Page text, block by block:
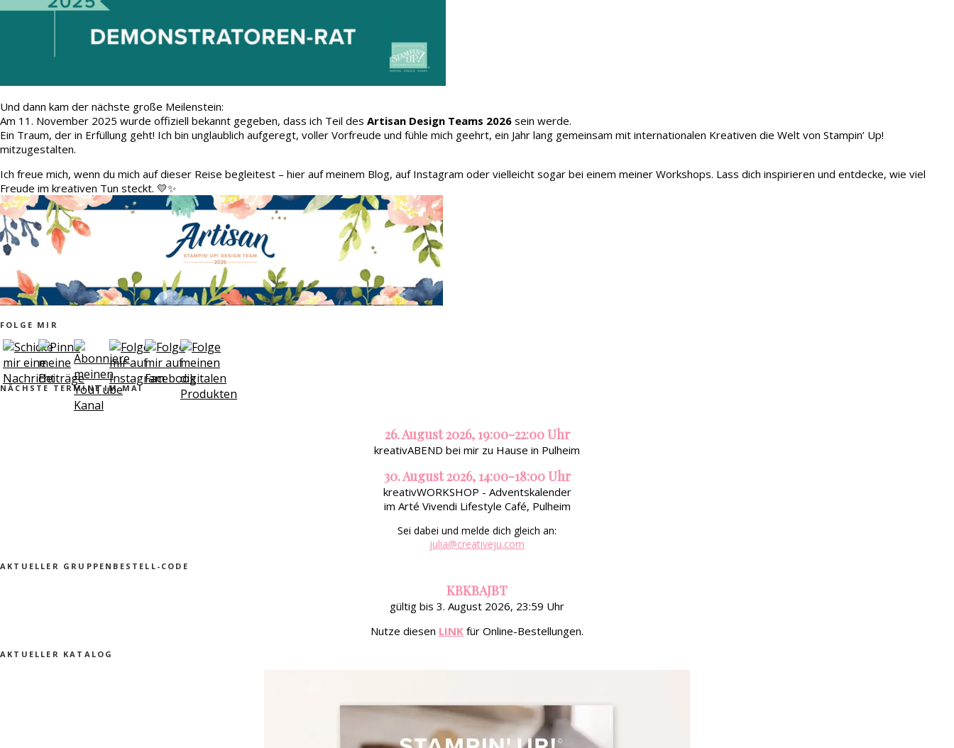
Und dann kam der nächste große Meilenstein:
Am 11. November 2025 wurde offiziell bekannt gegeben, dass ich Teil des Artisan Design Teams 2026 sein werde.
Ein Traum, der in Erfüllung geht! Ich bin unglaublich aufgeregt, voller Vorfreude und fühle mich geehrt, ein Jahr lang gemeinsam mit internationalen Kreativen die Welt von Stampin’ Up!
mitzugestalten.
Ich freue mich, wenn du mich auf dieser Reise begleitest – hier auf meinem Blog, auf Instagram oder vielleicht sogar bei einem meiner Workshops. Lass dich inspirieren und entdecke, wie viel
Freude im kreativen Tun steckt. 💛✨
FOLGE MIR
NÄCHSTE TERMINE IM MAI
26. August 2026, 19:00-22:00 Uhr
kreativABEND bei mir zu Hause in Pulheim
30. August 2026, 14:00-18:00 Uhr
kreativWORKSHOP - Adventskalender
im Arté Vivendi Lifestyle Café, Pulheim
Sei dabei und melde dich gleich an:
julia@creativeju.com
AKTUELLER GRUPPENBESTELL-CODE
KBKBAJBT
gültig bis 3. August 2026, 23:59 Uhr
Nutze diesen LINK für Online-Bestellungen.
AKTUELLER KATALOG